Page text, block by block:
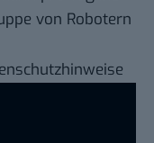
von Robotern